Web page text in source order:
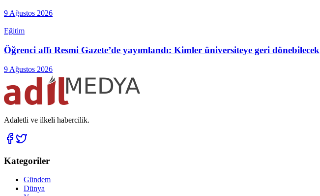
9 Ağustos 2026
Eğitim
Öğrenci affı Resmi Gazete’de yayımlandı: Kimler üniversiteye geri dönebilecek
9 Ağustos 2026
Adaletli ve ilkeli habercilik.
Kategoriler
Gündem
Dünya